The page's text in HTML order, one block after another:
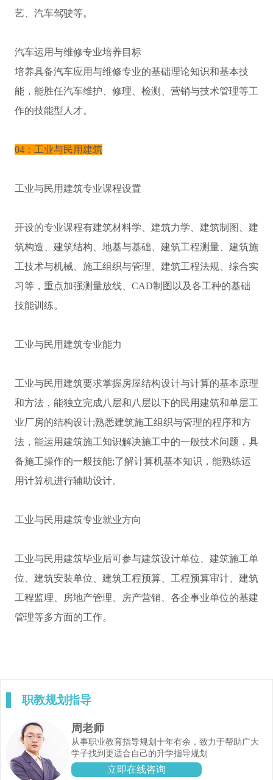
艺、汽车驾驶等。
汽车运用与维修专业培养目标
培养具备汽车应用与维修专业的基础理论知识和基本技
能，能胜任汽车维护、修理、检测、营销与技术管理等工
作的技能型人才。
04：工业与民用建筑
工业与民用建筑专业课程设置
开设的专业课程有建筑材料学、建筑力学、建筑制图、建
筑构造、建筑结构、地基与基础、建筑工程测量、建筑施
工技术与机械、施工组织与管理、建筑工程法规、综合实
习等，重点加强测量放线、CAD制图以及各工种的基础
技能训练。
工业与民用建筑专业能力
工业与民用建筑要求掌握房屋结构设计与计算的基本原理
和方法，能独立完成八层和八层以下的民用建筑和单层工
业厂房的结构设计;熟悉建筑施工组织与管理的程序和方
法，能运用建筑施工知识解决施工中的一般技术问题，具
备施工操作的一般技能;了解计算机基本知识，能熟练运
用计算机进行辅助设计。
工业与民用建筑专业就业方向
工业与民用建筑毕业后可参与建筑设计单位、建筑施工单
位、建筑安装单位、建筑工程预算、工程预算审计、建筑
工程监理、房地产管理、房产营销、各企事业单位的基建
管理等多方面的工作。
职教规划指导
周老师
从事职业教育指导规划十年有余，致力于帮助广大
学子找到更适合自己的升学指导规划
立即在线咨询